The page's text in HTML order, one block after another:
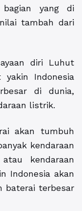
yang di
tambah dari
diri Luhut
yakin Indonesia
di dunia,
listrik.
akan tumbuh
kendaraan
kendaraan
Indonesia akan
baterai terbesar